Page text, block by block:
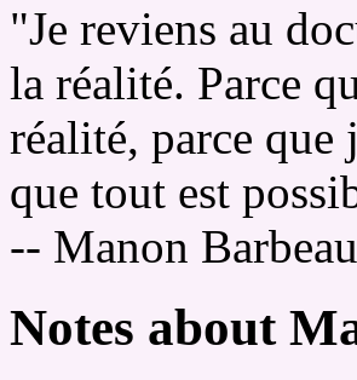
"Je reviens au
la réalité. Parce
réalité, parce que
que tout est
-- Manon Barbeau
Notes about